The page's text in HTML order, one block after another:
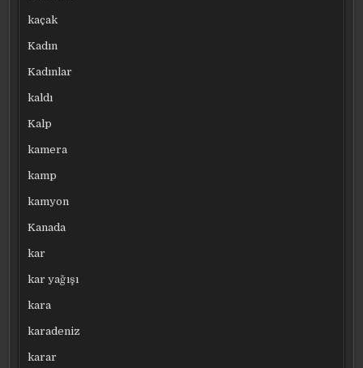
kaçak
Kadın
Kadınlar
kaldı
Kalp
kamera
kamp
kamyon
Kanada
kar
kar yağışı
kara
karadeniz
karar